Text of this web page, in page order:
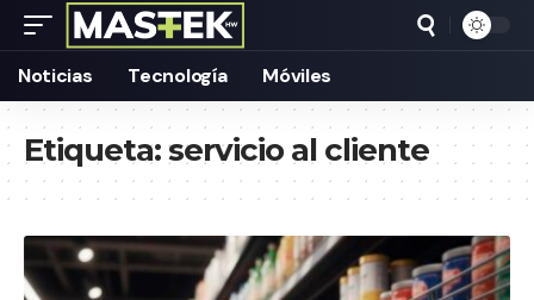
Noticias Tecnología Móviles
Etiqueta:servicio al cliente